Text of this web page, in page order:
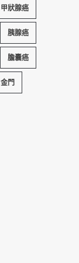
甲狀腺癌
胰腺癌
膽囊癌
金門